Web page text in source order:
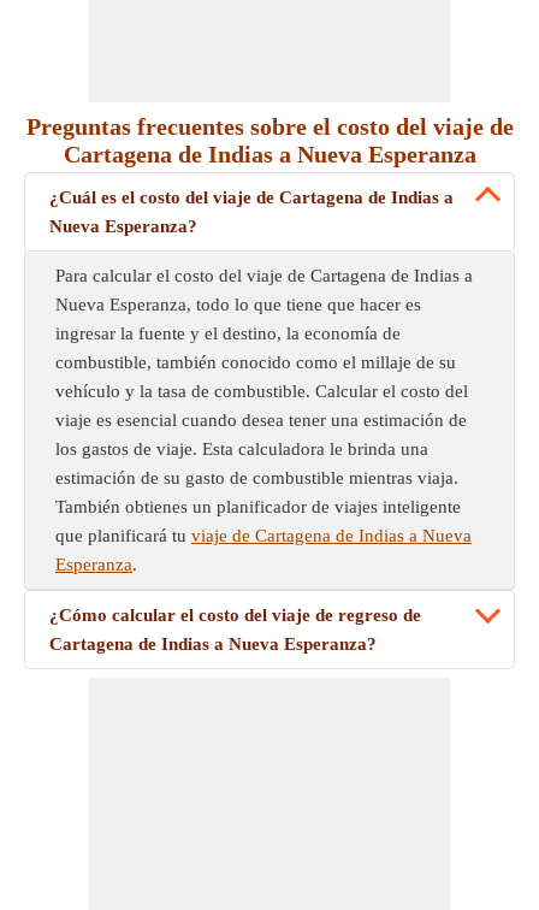
Preguntas frecuentes sobre el costo del viaje de
Cartagena de Indias a Nueva Esperanza
¿Cuál es el costo del viaje de Cartagena de Indias a
Nueva Esperanza?
Para calcular el costo del viaje de Cartagena de Indias a
Nueva Esperanza, todo lo que tiene que hacer es
ingresar la fuente y el destino, la economía de
combustible, también conocido como el millaje de su
vehículo y la tasa de combustible. Calcular el costo del
viaje es esencial cuando desea tener una estimación de
los gastos de viaje. Esta calculadora le brinda una
estimación de su gasto de combustible mientras viaja.
También obtienes un planificador de viajes inteligente
que planificará tu viaje de Cartagena de Indias a Nueva
Esperanza.
¿Cómo calcular el costo del viaje de regreso de
Cartagena de Indias a Nueva Esperanza?